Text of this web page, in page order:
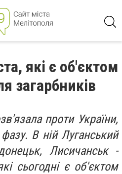
які є об'єктом
загарбників
проти України,
В ній Луганський
Лисичанськ -
сьогодні є об'єктом